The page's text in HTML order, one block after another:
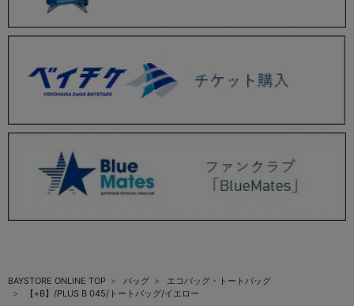
BAYSTORE ONLINE TOP バッグ
エコバッグ・トートバッグ
【+B】/PLUS B 045/トートバッグ/イエロー